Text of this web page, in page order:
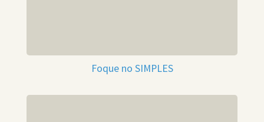
Foque no SIMPLES